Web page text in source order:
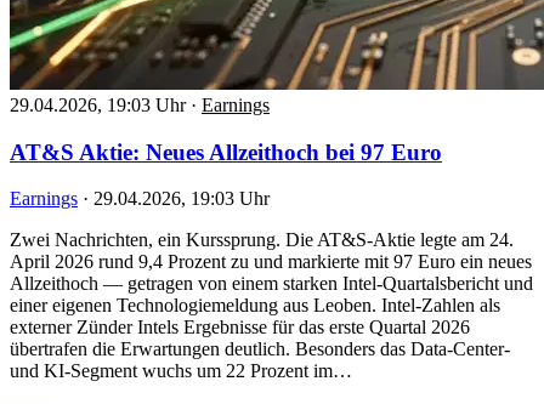
29.04.2026, 19:03 Uhr · Earnings
AT&S Aktie: Neues Allzeithoch bei 97 Euro
Earnings · 29.04.2026, 19:03 Uhr
Zwei Nachrichten, ein Kurssprung. Die AT&S-Aktie legte am 24.
April 2026 rund 9,4 Prozent zu und markierte mit 97 Euro ein neues
Allzeithoch — getragen von einem starken Intel-Quartalsbericht und
einer eigenen Technologiemeldung aus Leoben. Intel-Zahlen als
externer Zünder Intels Ergebnisse für das erste Quartal 2026
übertrafen die Erwartungen deutlich. Besonders das Data-Center-
und KI-Segment wuchs um 22 Prozent im…